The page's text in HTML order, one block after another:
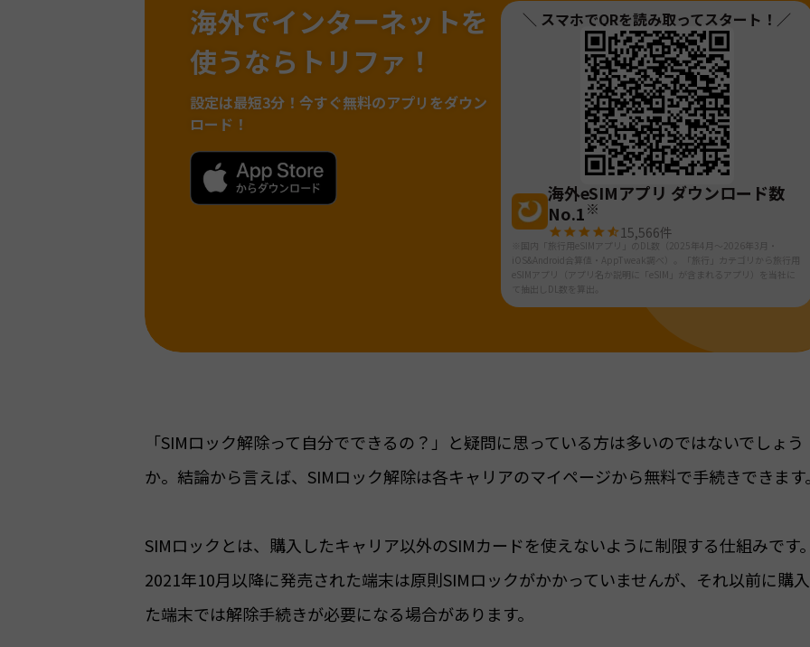
海外でインターネットを
使うならトリファ！
設定は最短3分！ 今すぐ無料のアプリをダウン
ロード！
＼ スマホでQRを読み取ってスタート！／
海外eSIMアプリ ダウンロード数
No.1※
15,566件
※国内「旅行用eSIMアプリ」のDL数（2025年4月～2026年3月・
iOS&Android合算値・AppTweak調べ）。「旅行」カテゴリから旅行用
eSIMアプリ（アプリ名か説明に「eSIM」が含まれるアプリ）を当社に
て抽出しDL数を算出。
「SIMロック解除って自分でできるの？」と疑問に思っている方は多いのではないでしょう
か。結論から言えば、SIMロック解除は各キャリアのマイページから無料で手続きできます
SIMロックとは、購入したキャリア以外のSIMカードを使えないように制限する仕組みです
2021年10月以降に発売された端末は原則SIMロックがかかっていませんが、それ以前に購
た端末では解除手続きが必要になる場合があります。